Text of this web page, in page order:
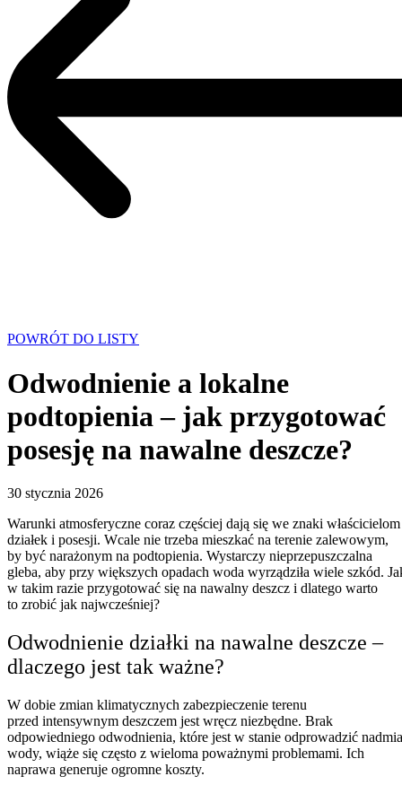
POWRÓT DO LISTY
Odwodnienie a lokalne
podtopienia – jak przygotować
posesję na nawalne deszcze?
30 stycznia 2026
Warunki atmosferyczne coraz częściej dają się we znaki właścicielom
działek i posesji. Wcale nie trzeba mieszkać na terenie zalewowym,
by być narażonym na podtopienia. Wystarczy nieprzepuszczalna
gleba, aby przy większych opadach woda wyrządziła wiele szkód.
w takim razie przygotować się na nawalny deszcz i dlatego warto
to zrobić jak najwcześniej?
Odwodnienie działki na nawalne deszcze –
dlaczego jest tak ważne?
W dobie zmian klimatycznych zabezpieczenie terenu
przed intensywnym deszczem jest wręcz niezbędne. Brak
odpowiedniego odwodnienia, które jest w stanie odprowadzić
wody, wiąże się często z wieloma poważnymi problemami. Ich
naprawa generuje ogromne koszty.